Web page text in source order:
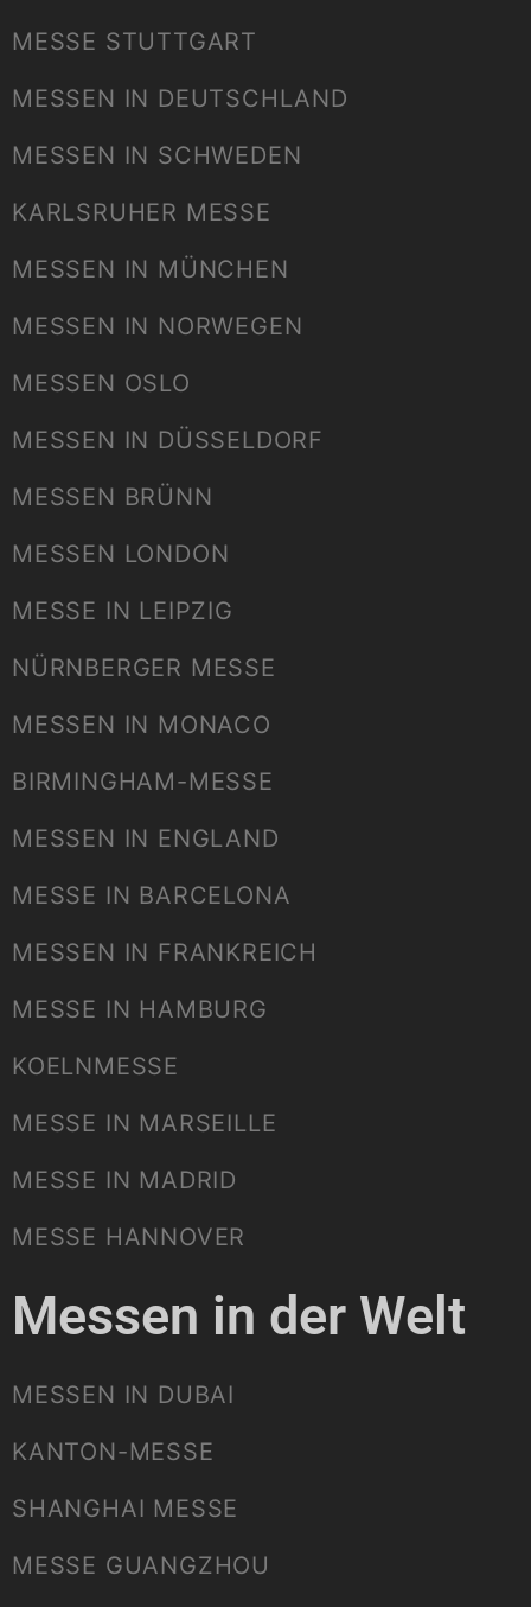
MESSE STUTTGART
MESSEN IN DEUTSCHLAND
MESSEN IN SCHWEDEN
KARLSRUHER MESSE
MESSEN IN MÜNCHEN
MESSEN IN NORWEGEN
MESSEN OSLO
MESSEN IN DÜSSELDORF
MESSEN BRÜNN
MESSEN LONDON
MESSE IN LEIPZIG
NÜRNBERGER MESSE
MESSEN IN MONACO
BIRMINGHAM-MESSE
MESSEN IN ENGLAND
MESSE IN BARCELONA
MESSEN IN FRANKREICH
MESSE IN HAMBURG
KOELNMESSE
MESSE IN MARSEILLE
MESSE IN MADRID
MESSE HANNOVER
Messen in der Welt
MESSEN IN DUBAI
KANTON-MESSE
SHANGHAI MESSE
MESSE GUANGZHOU